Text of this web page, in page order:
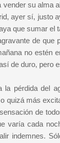
su alma
ayer sí, justo
que sumar
de
no estén
de duro, pero
pérdida del
quizá más
de
varía cada
indemnes.